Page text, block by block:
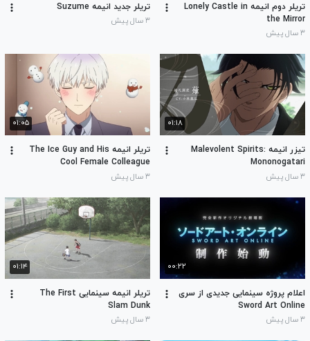
تریلر دوم انیمه Lonely Castle in
the Mirror
۳ سال پیش
تریلر جدید انیمه Suzume
۳ سال پیش
۰۱:۱۸
تیزر انیمه Malevolent Spirits:
Mononogatari
۳ سال پیش
۰۱:۰۵
تریلر انیمه The Ice Guy and His
Cool Female Colleague
۳ سال پیش
۰۰:۲۲
اعلام پروژه سینمایی جدیدی از سری
Sword Art Online
۳ سال پیش
۰۱:۱۴
تریلر انیمه سینمایی The First
Slam Dunk
۳ سال پیش